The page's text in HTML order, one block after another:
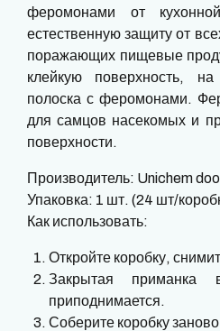
феромонами от
естественную защиту от
поражающих пищевые
клейкую поверхность,
полоска с феромонами.
для самцов насекомых и
поверхности.
Производитель: Unichem
Упаковка: 1 шт. (24 шт/
Как использовать:
Откройте коробку,
Закрытая приманка
приподнимается.
Соберите коробку